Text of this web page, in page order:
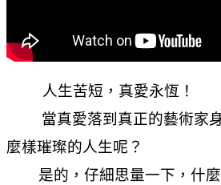
人生苦短，真愛永恆！
當真愛落到真正的藝術家
麼樣璀璨的人生呢？
是的，仔細思量一下，什麼